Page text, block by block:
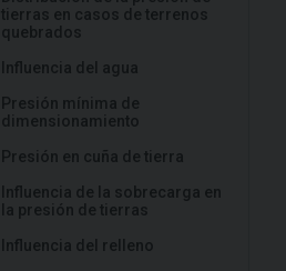
tierras en casos de terrenos
quebrados
Influencia del agua
Presión mínima de
dimensionamiento
Presión en cuña de tierra
Influencia de la sobrecarga en
la presión de tierras
Influencia del relleno